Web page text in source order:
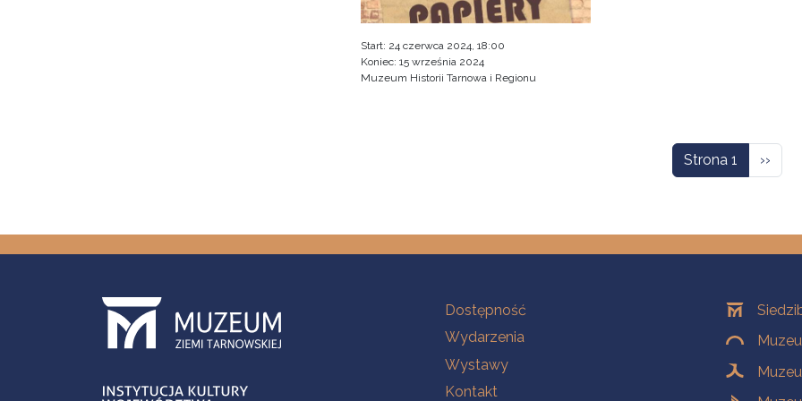
Start: 24 czerwca 2024, 18:00
Koniec: 15 września 2024
Muzeum Historii Tarnowa i Regionu
Strona 1 ››
Na skróty
Dostępność
Wydarzenia
Wystawy
Kontakt
Oddziały